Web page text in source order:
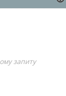
запиту